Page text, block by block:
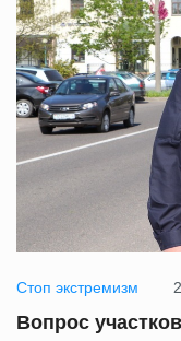
Стоп экстремизм
Вопрос